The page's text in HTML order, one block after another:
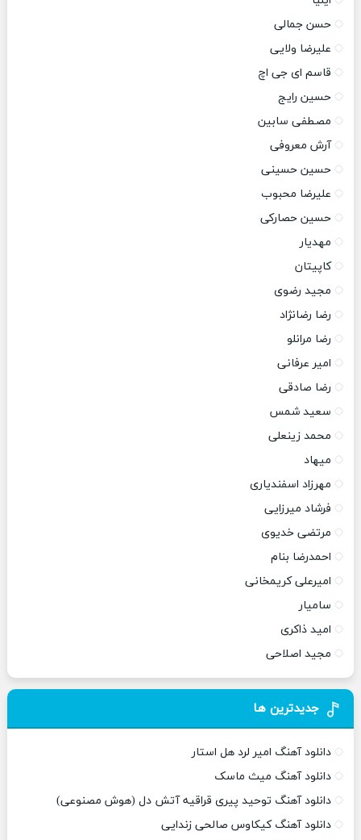
حسن جمالی
علیرضا ولایی
قاسم ای جی اچ
حسین رایج
مصطفی سابین
آرش معروفی
حسین حسینی
علیرضا محبوب
حسین حصارکی
مهدیار
کاپیتان
مجید رضوی
رضا رضانژاد
رضا مرانلو
امیر عرفانی
رضا صادقی
سعید شمس
محمد زینعلی
میهاد
مهرزاد اسفندیاری
فرشاد میرزایی
مرتضی خدیوی
احمدرضا بنام
امیرعلی کریمخانی
سامیار
امید ذاکری
مجید اصلاحی
جدیدترین ها
دانلود آهنگ امیر لرد هل استار
دانلود آهنگ میث ماسک
دانلود آهنگ توحید پیری قراقیه آتش دل (هوش مصنوعی)
دانلود آهنگ کیکاوس صالحی زندایی